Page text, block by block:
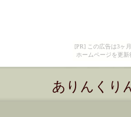
[PR] この広告は3ヶ
ホームページを更
ありんくり